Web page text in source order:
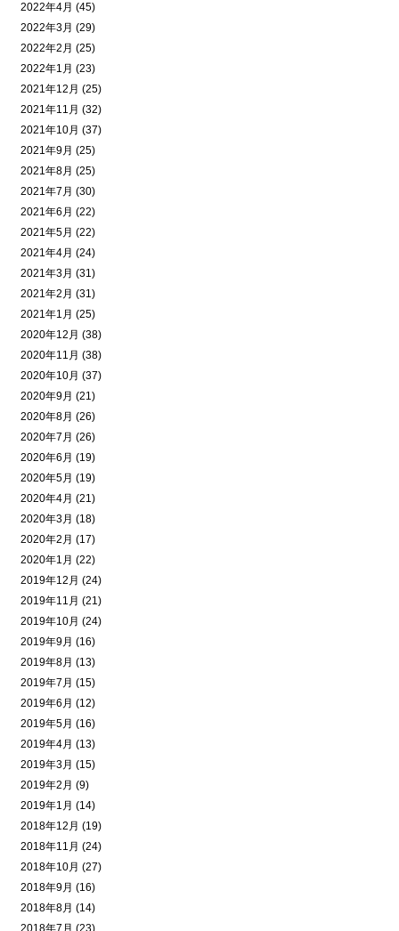
2022年4月 (45)
2022年3月 (29)
2022年2月 (25)
2022年1月 (23)
2021年12月 (25)
2021年11月 (32)
2021年10月 (37)
2021年9月 (25)
2021年8月 (25)
2021年7月 (30)
2021年6月 (22)
2021年5月 (22)
2021年4月 (24)
2021年3月 (31)
2021年2月 (31)
2021年1月 (25)
2020年12月 (38)
2020年11月 (38)
2020年10月 (37)
2020年9月 (21)
2020年8月 (26)
2020年7月 (26)
2020年6月 (19)
2020年5月 (19)
2020年4月 (21)
2020年3月 (18)
2020年2月 (17)
2020年1月 (22)
2019年12月 (24)
2019年11月 (21)
2019年10月 (24)
2019年9月 (16)
2019年8月 (13)
2019年7月 (15)
2019年6月 (12)
2019年5月 (16)
2019年4月 (13)
2019年3月 (15)
2019年2月 (9)
2019年1月 (14)
2018年12月 (19)
2018年11月 (24)
2018年10月 (27)
2018年9月 (16)
2018年8月 (14)
2018年7月 (23)